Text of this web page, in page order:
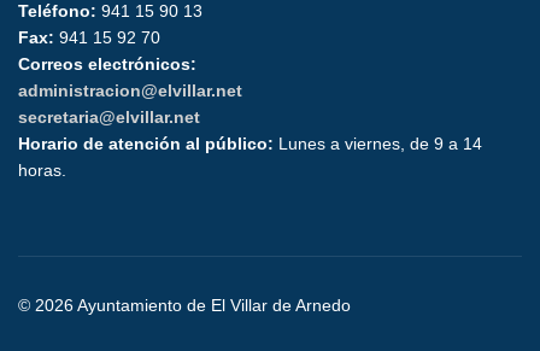
Teléfono: 941 15 90 13
Fax: 941 15 92 70
Correos electrónicos:
administracion@elvillar.net
secretaria@elvillar.net
Horario de atención al público: Lunes a viernes, de 9 a 14
horas.
© 2026 Ayuntamiento de El Villar de Arnedo